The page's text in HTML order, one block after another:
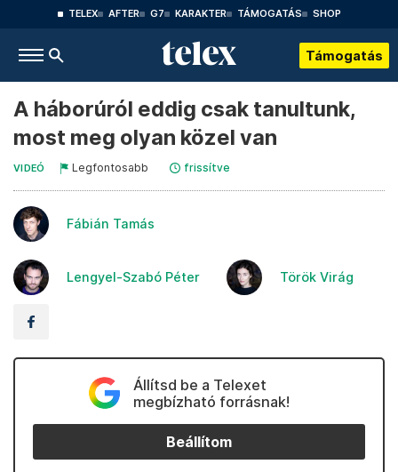
TELEX AFTER G7 KARAKTER TÁMOGATÁS SHOP
Támogatás
A háborúról eddig csak tanultunk,
most meg olyan közel van
VIDEÓ Legfontosabb frissítve
Fábián Tamás
Lengyel-Szabó Péter Török Virág
Állítsd be a Telexet
megbízható forrásnak!
Beállítom